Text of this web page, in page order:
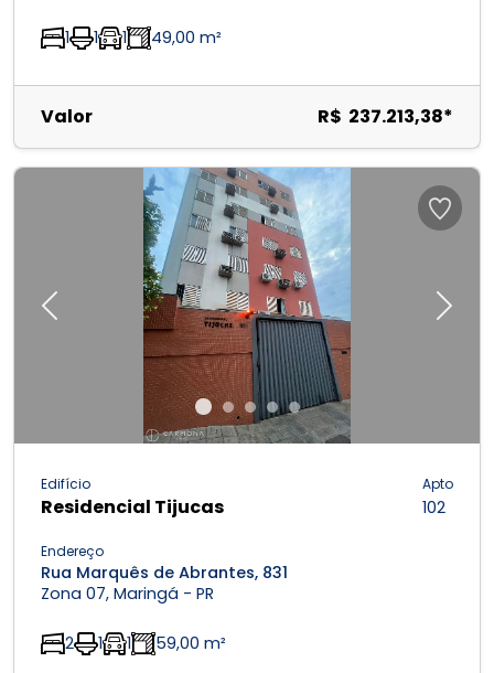
1 1 1 49,00 m²
Valor R$ 237.213,38*
Previous Next
Edifício
Residencial Tijucas
Apto
102
Endereço
Rua Marquês de Abrantes, 831
Zona 07, Maringá - PR
2 1 1 59,00 m²